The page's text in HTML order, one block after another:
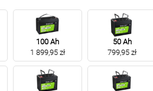
100 Ah
1 899,95 zł
50 Ah
799,95 zł